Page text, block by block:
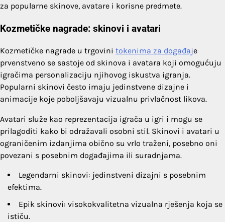
za popularne skinove, avatare i korisne predmete.
Kozmetičke nagrade: skinovi i avatari
Kozmetičke nagrade u trgovini tokenima za događaje
prvenstveno se sastoje od skinova i avatara koji omogućuju
igračima personalizaciju njihovog iskustva igranja.
Popularni skinovi često imaju jedinstvene dizajne i
animacije koje poboljšavaju vizualnu privlačnost likova.
Avatari služe kao reprezentacija igrača u igri i mogu se
prilagoditi kako bi odražavali osobni stil. Skinovi i avatari u
ograničenim izdanjima obično su vrlo traženi, posebno oni
povezani s posebnim događajima ili suradnjama.
Legendarni skinovi: jedinstveni dizajni s posebnim
efektima.
Epik skinovi: visokokvalitetna vizualna rješenja koja se
ističu.